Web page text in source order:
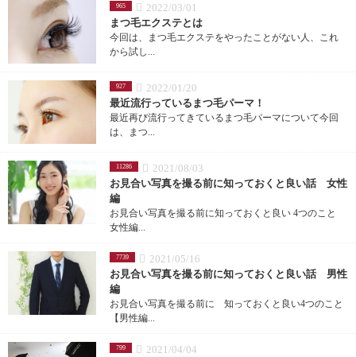
965
2022/03/01
まつ毛エクステとは
今回は、まつ毛エクステをやったことがない人、これ
から試し...
927
2022/01/20
最近流行っているまつ毛パーマ！
最近再び流行ってきているまつ毛パーマについて今回
は、まつ...
11286
2021/08/03
お見合い写真を撮る前に知っておくと良い話 女性
編
お見合い写真を撮る前に知っておくと良い 4つのこと
女性編...
7739
2021/05/16
お見合い写真を撮る前に知っておくと良い話 男性
編
お見合い写真を撮る前に 知っておくと良い4つのこと
【男性編...
799
2021/04/04